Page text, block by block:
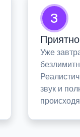
3
Уже
звук и